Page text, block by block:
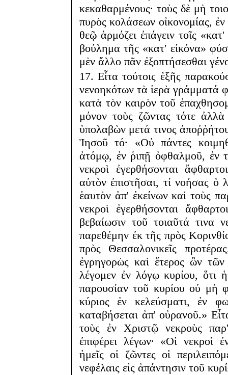
κεκαθαρμένους· τοὺς δὲ μὴ
πυρὸς κολάσεων οἰκονομίας, ἐν
θεῷ ἁρμόζει ἐπάγειν τοῖς
βούλημα τῆς «κατ' εἰκόνα»
μὲν ἄλλο πᾶν ἐξοπτήσεσθαι
17. Εἶτα τούτοις ἑξῆς
νενοηκότων τὰ ἱερὰ γράμματά
κατὰ τὸν καιρὸν τοῦ
μόνον τοὺς ζῶντας τότε
ὑπολαβὼν μετά τινος
Ἰησοῦ τό· «Οὐ πάντες
ἀτόμῳ, ἐν ῥιπῇ ὀφθαλμοῦ, ἐν
νεκροὶ ἐγερθήσονται
αὐτὸν ἐπιστῆσαι, τί νοήσας
ἑαυτὸν ἀπ' ἐκείνων καὶ τοὺς
νεκροὶ ἐγερθήσονται
βεβαίωσιν τοῦ τοιαῦτά τινα
παρεθέμην ἐκ τῆς πρὸς
πρὸς Θεσσαλονικεῖς
ἐγρηγορὼς καὶ ἕτερος ὢν τῶν
λέγομεν ἐν λόγῳ κυρίου, ὅτι
παρουσίαν τοῦ κυρίου οὐ μὴ
κύριος ἐν κελεύσματι, ἐν
καταβήσεται ἀπ' οὐρανοῦ.»
τοὺς ἐν Χριστῷ νεκροὺς
ἐπιφέρει λέγων· «Οἱ νεκροὶ
ἡμεῖς οἱ ζῶντες οἱ
νεφέλαις εἰς ἀπάντησιν τοῦ